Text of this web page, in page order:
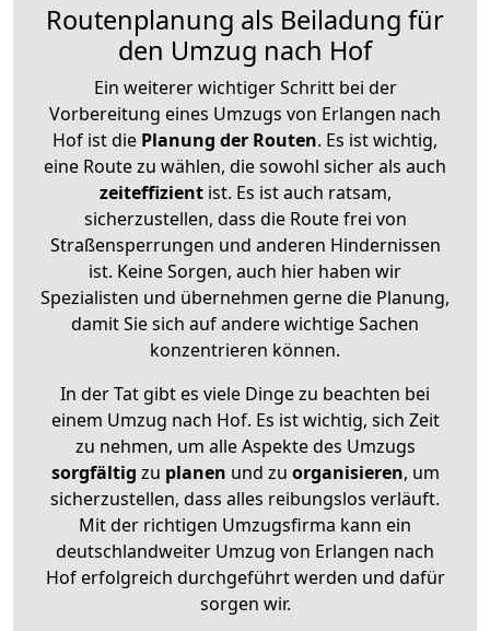
Routenplanung als Beiladung für
den Umzug nach Hof
Ein weiterer wichtiger Schritt bei der
Vorbereitung eines Umzugs von Erlangen nach
Hof ist die Planung der Routen. Es ist wichtig,
eine Route zu wählen, die sowohl sicher als auch
zeiteffizientist. Es ist auch ratsam,
sicherzustellen, dass die Route frei von
Straßensperrungen und anderen Hindernissen
ist. Keine Sorgen, auch hier haben wir
Spezialisten und übernehmen gerne die Planung,
damit Sie sich auf andere wichtige Sachen
konzentrieren können.
In der Tat gibt es viele Dinge zu beachten bei
einem Umzug nach Hof. Es ist wichtig, sich Zeit
zu nehmen, um alle Aspekte des Umzugs
sorgfältig zu planen und zu organisieren, um
sicherzustellen, dass alles reibungslos verläuft.
Mit der richtigen Umzugsfirma kann ein
deutschlandweiter Umzug von Erlangen nach
Hof erfolgreich durchgeführt werden und dafür
sorgen wir.